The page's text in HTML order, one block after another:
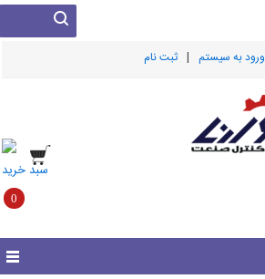
ورود به سيستم| ثبت نام
سبد خرید
0